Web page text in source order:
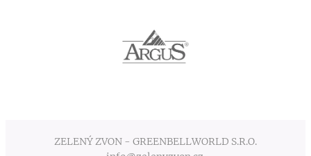
ZELENÝ ZVON - GREENBELLWORLD S.R.O.